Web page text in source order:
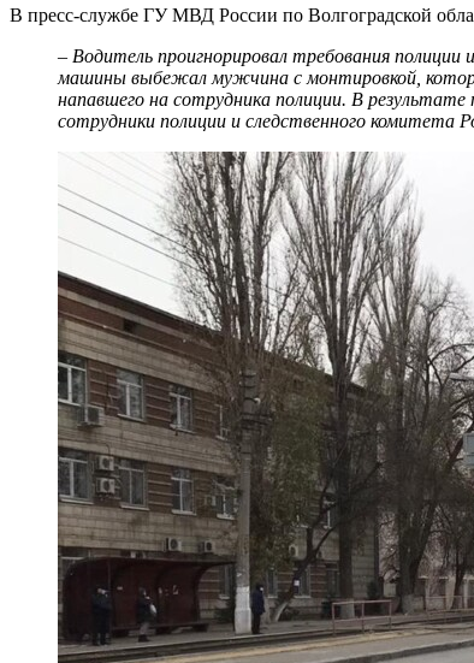
В пресс-службе ГУ МВД России по Волгоградской
– Водитель проигнорировал требования
машины выбежал мужчина с монтировкой,
напавшего на сотрудника полиции. В
сотрудники полиции и следственного комитета